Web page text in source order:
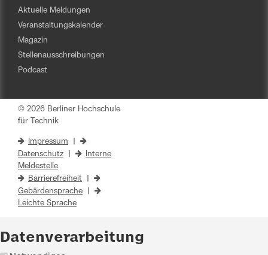
Aktuelle Meldungen
Veranstaltungskalender
Magazin
Stellenausschreibungen
Podcast
© 2026 Berliner Hochschule
für Technik
Impressum
Datenschutz
Interne
Meldestelle
Barrierefreiheit
Gebärdensprache
Leichte Sprache
Datenverarbeitung